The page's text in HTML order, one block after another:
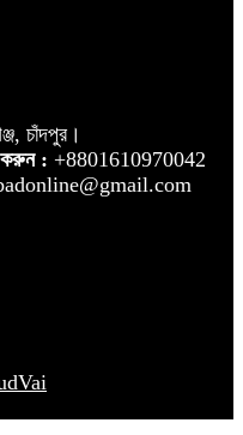
চাঁদপুর।
করুন : +8801610970042